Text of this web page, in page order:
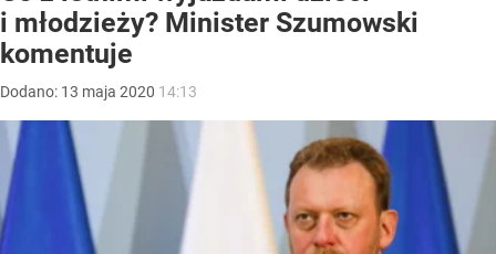
i młodzieży? Minister Szumowski
komentuje
Dodano: 13 maja 2020 14:13